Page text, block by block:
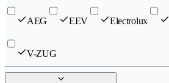
AEG EEV Electrolux
V-ZUG